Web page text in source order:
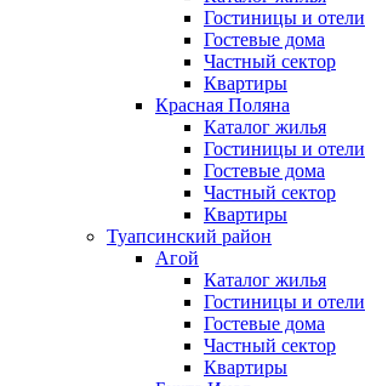
Гостиницы и отели
Гостевые дома
Частный сектор
Квартиры
Красная Поляна
Каталог жилья
Гостиницы и отели
Гостевые дома
Частный сектор
Квартиры
Туапсинский район
Агой
Каталог жилья
Гостиницы и отели
Гостевые дома
Частный сектор
Квартиры